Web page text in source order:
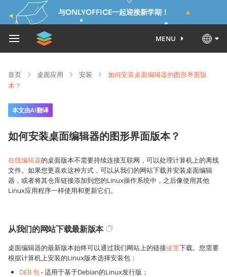
与ONLYOFFICE一起迎接新学期！
MENU
首页 桌面应用 安装
如何安装桌面编辑器的图形界面版
本？
本文由AI翻译
如何安装桌面编辑器的图形界面版本？
在线编辑器的桌面版本不需要持续连接互联网，可以处理计算机上的离线
文件。如果您更喜欢这种方式，可以从我们的网站下载并安装桌面编辑
器，或者将其仓库链接添加到您的Linux操作系统中，之后像使用其他
Linux应用程序一样使用和更新它们。
从我们的网站下载最新版本
桌面编辑器的最新版本始终可以通过我们网站上的链接这里下载。您需要
根据计算机上安装的Linux版本选择安装包：
DEB 包- 适用于基于Debian的Linux发行版；